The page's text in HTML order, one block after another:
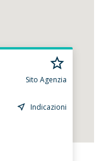
Sito Agenzia
Indicazioni